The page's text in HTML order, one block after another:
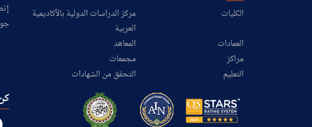
الكليات
مركز الدراسات الدولية بالأكاديمية
العربية
العمادات
المعاهد
مراكز
مجمعات
التعليم
التحقق من الشهادات